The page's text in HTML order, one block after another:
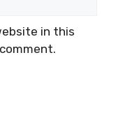
in this